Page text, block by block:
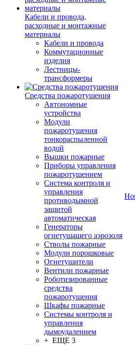
Кабели и провода,
расходные и монтажные
материалы
Кабели и провода
Коммутационные
изделия
Лестницы-
трансформеры
Средства пожаротушения
Автономные
устройства
Модули
пожаротушения
тонкораспыленной
водой
Вышки пожарные
Приборы управления
пожаротушением
Система контроля и
управления
противодымной
защитой
автоматическая
Генераторы
огнетушащего аэрозоля
Стволы пожарные
Модули порошковые
Огнетушители
Вентили пожарные
Роботизированные
средства
пожаротушения
Шкафы пожарные
Системы контроля и
управления
дымоудалением
+ ЕЩЕ 3